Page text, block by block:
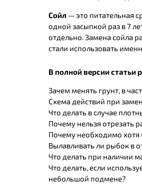
Сойл — это питательная
одной засыпкой раз в 7
отдельно. Замена сойла
стали использовать
В полной версии
Зачем менять грунт, в
Схема действий при
Что делать в случае
Почему нельзя отрезать
Почему необходимо хотя
Вылавливать ли рыбок в
Что делать при наличии
Что делать, если
небольшой подмене?